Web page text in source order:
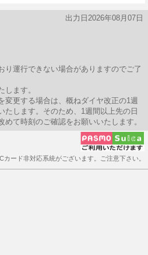
出力日2026年08月07日
運行できない場合がありますのでご了
ます。
変更する場合は、概ねダイヤ改正の1週
たします。そのため、1週間以上先の日
て時刻のご確認をお願いいたします。
カード非対応系統がございます。ご注意下さい。